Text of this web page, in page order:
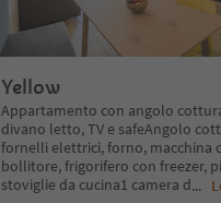
Yellow
Appartamento con angolo
divano letto, TV e safeAngolo
fornelli elettrici, forno, macchina
bollitore, frigorifero con freezer,
stoviglie da cucina1 camera d...